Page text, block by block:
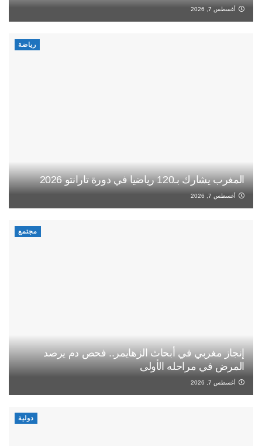
أغسطس 7, 2026
رياضة
المغرب يشارك بـ120 رياضيا في دورة تارانتو 2026
أغسطس 7, 2026
مجتمع
إنجاز مغربي في أبحاث الزهايمر.. فحص دم يرصد
المرض في مراحله الأولى
أغسطس 7, 2026
دولية